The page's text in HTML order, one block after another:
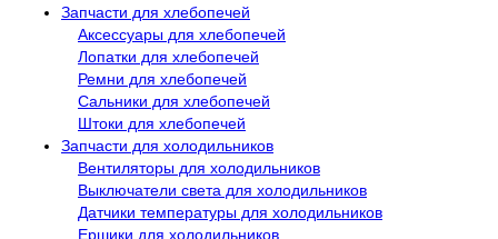
Запчасти для хлебопечей
Аксессуары для хлебопечей
Лопатки для хлебопечей
Ремни для хлебопечей
Сальники для хлебопечей
Штоки для хлебопечей
Запчасти для холодильников
Вентиляторы для холодильников
Выключатели света для холодильников
Датчики температуры для холодильников
Ершики для холодильников